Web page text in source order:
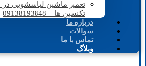
تعمیر ماشین لباسشویی در
تکنسین ها – 09138193848
درباره ما
سوالات
تماس با ما
وبلاگ